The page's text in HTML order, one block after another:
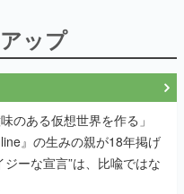
ップ
のある仮想世界を作る」
』の生みの親が18年掲げ
ジーな宣言”は、比喩ではな